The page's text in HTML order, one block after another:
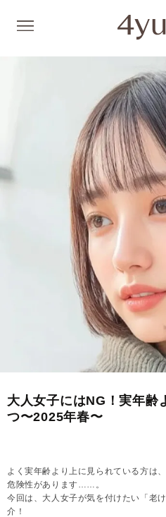
大人女子にはNG！実年齢
つ〜2025年春〜
よく実年齢より上に見られている方は
危険性があります……。
今回は、大人女子が気を付けたい「老
介！